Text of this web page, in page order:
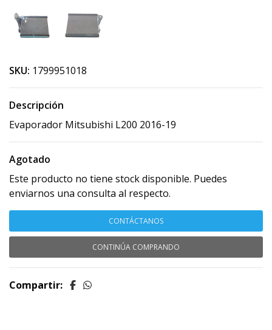
SKU: 1799951018
Descripción
Evaporador Mitsubishi L200 2016-19
Agotado
Este producto no tiene stock disponible. Puedes
enviarnos una consulta al respecto.
CONTÁCTANOS
CONTINÚA COMPRANDO
Compartir: